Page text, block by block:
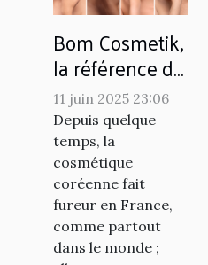
Bom Cosmetik,
la référence de
la cosmétique
coréenne et
vegan en
France
11 juin 2025 23:06
Depuis quelque
temps, la
cosmétique
coréenne fait
fureur en France,
comme partout
dans le monde ;